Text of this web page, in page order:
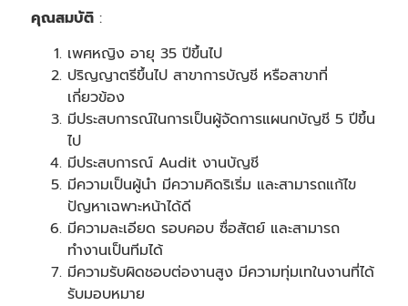
คุณสมบัติ:
เพศหญิง อายุ 35 ปีขึ้นไป
ปริญญาตรีขึ้นไป สาขาการบัญชี หรือสาขาที่
เกี่ยวข้อง
มีประสบการณ์ในการเป็นผู้จัดการแผนกบัญชี 5 ปีขึ้น
ไป
มีประสบการณ์ Audit งานบัญชี
มีความเป็นผู้นำ มีความคิดริเริ่ม และสามารถแก้ไข
ปัญหาเฉพาะหน้าได้ดี
มีความละเอียด รอบคอบ ซื่อสัตย์ และสามารถ
ทำงานเป็นทีมได้
มีความรับผิดชอบต่องานสูง มีความทุ่มเทในงานที่ได้
รับมอบหมาย